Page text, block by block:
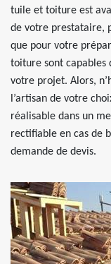
tuile et toiture est
de votre prestataire,
que pour votre
toiture sont capables
votre projet. Alors,
l’artisan de votre
réalisable dans un
rectifiable en cas de
demande de devis.